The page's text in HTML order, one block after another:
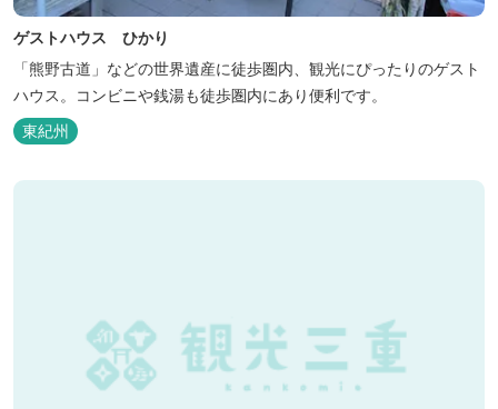
ゲストハウス ひかり
「熊野古道」などの世界遺産に徒歩圏内、観光にぴったりのゲスト
ハウス。コンビニや銭湯も徒歩圏内にあり便利です。
東紀州